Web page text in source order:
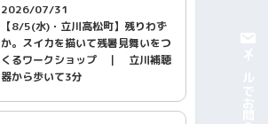
2026/07/31
【8/5(水)・立川高松町】残りわず
か。スイカを描いて残暑見舞いをつ
くるワークショップ ｜ 立川補聴
器から歩いて3分